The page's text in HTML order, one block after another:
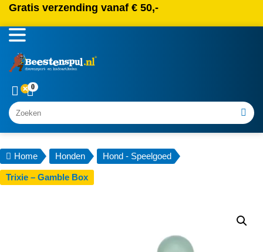
Gratis verzending vanaf € 50,-
0
Zoeken
Home Honden Hond - Speelgoed
Trixie – Gamble Box